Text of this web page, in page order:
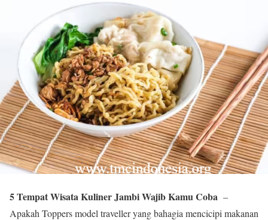
5 Tempat Wisata Kuliner Jambi Wajib Kamu Coba –
Apakah Toppers model traveller yang bahagia mencicipi makanan